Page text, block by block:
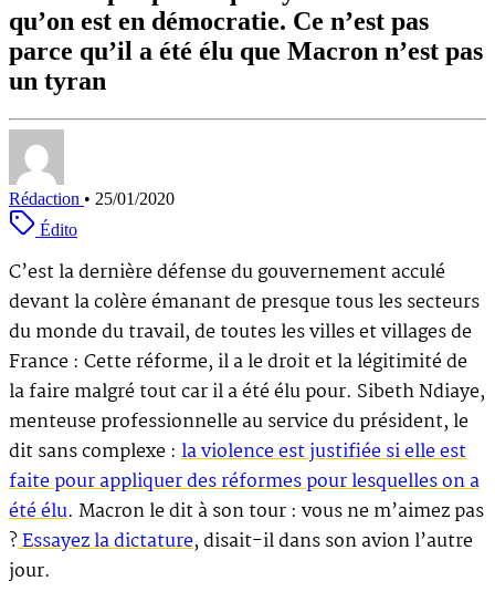
qu’on est en démocratie. Ce n’est pas
parce qu’il a été élu que Macron n’est pas
un tyran
Rédaction • 25/01/2020
Édito
C’est la dernière défense du gouvernement acculé
devant la colère émanant de presque tous les secteurs
du monde du travail, de toutes les villes et villages de
France : Cette réforme, il a le droit et la légitimité de
la faire malgré tout car il a été élu pour. Sibeth Ndiaye,
menteuse professionnelle au service du président, le
dit sans complexe : la violence est justifiée si elle est
faite pour appliquer des réformes pour lesquelles on a
été élu. Macron le dit à son tour : vous ne m’aimez pas
?Essayez la dictature, disait-il dans son avion l’autre
jour.